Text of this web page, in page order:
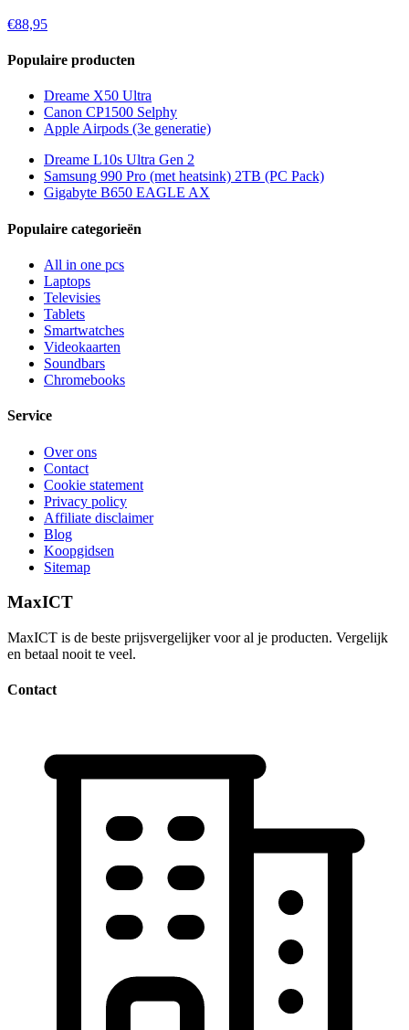
€88,95
Populaire producten
Dreame X50 Ultra
Canon CP1500 Selphy
Apple Airpods (3e generatie)
Dreame L10s Ultra Gen 2
Samsung 990 Pro (met heatsink) 2TB (PC Pack)
Gigabyte B650 EAGLE AX
Populaire categorieën
All in one pcs
Laptops
Televisies
Tablets
Smartwatches
Videokaarten
Soundbars
Chromebooks
Service
Over ons
Contact
Cookie statement
Privacy policy
Affiliate disclaimer
Blog
Koopgidsen
Sitemap
MaxICT
MaxICT is de beste prijsvergelijker voor al je producten. Vergelijk
en betaal nooit te veel.
Contact